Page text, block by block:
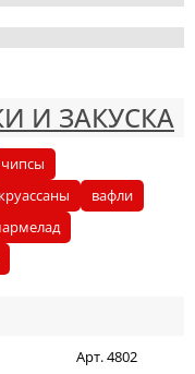
И ЗАКУСКА
чипсы
круассаны
вафли
Арт. 4802